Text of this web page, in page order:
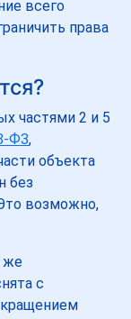
всего
права
частями 2 и 5
ФЗ,
объекта
без
возможно,
же
с